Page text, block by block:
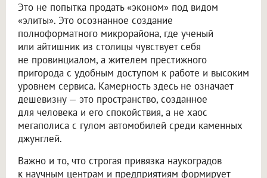
Это не попытка продать «эконом» под видом
«элиты». Это осознанное создание
полноформатного микрорайона, где ученый
или айтишник из столицы чувствует себя
не провинциалом, а жителем престижного
пригорода с удобным доступом к работе и высоким
уровнем сервиса. Камерность здесь не означает
дешевизну — это пространство, созданное
для человека и его спокойствия, а не хаос
мегаполиса с гулом автомобилей среди каменных
джунглей.
Важно и то, что строгая привязка наукоградов
к научным центрам и предприятиям формирует